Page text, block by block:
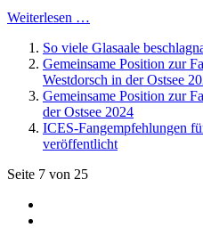
Weiterlesen …
So viele Glasaale
Gemeinsame Position zur
Westdorsch in der Ostsee
Gemeinsame Position zur
der Ostsee 2024
ICES-Fangempfehlungen
veröffentlicht
Seite 7 von 25